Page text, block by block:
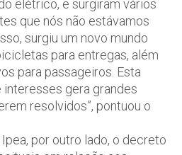
elétrico, e surgiram vários
que nós não estávamos
surgiu um novo mundo
para entregas, além
para passageiros. Esta
gera grandes
resolvidos”, pontuou o
por outro lado, o decreto